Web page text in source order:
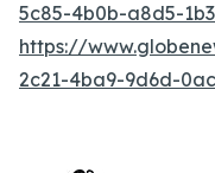
5c85-4b0b-a8d5-
https://
2c21-4ba9-9d6d-